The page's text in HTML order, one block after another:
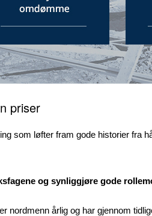
priser
som løfter fram gode historier fra
og synliggjøre gode
nordmenn årlig og har gjennom